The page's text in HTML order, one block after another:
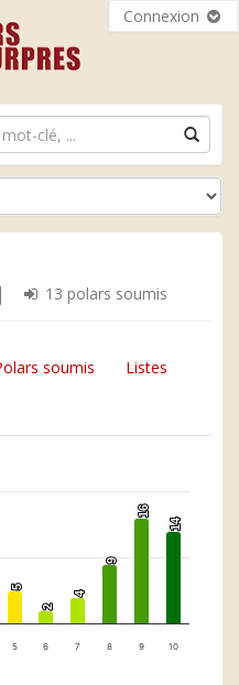
Connexion
13 polars soumis
soumis Listes
5
5
2
2
4
4
9
9
16
16
14
14
5 6 7 8 9 10